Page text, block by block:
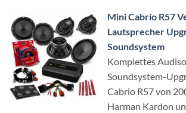
Mini Cabrio R57
Lautsprecher
Soundsystem
Komplettes
Soundsystem-
Cabrio R57 von
Harman Kardon